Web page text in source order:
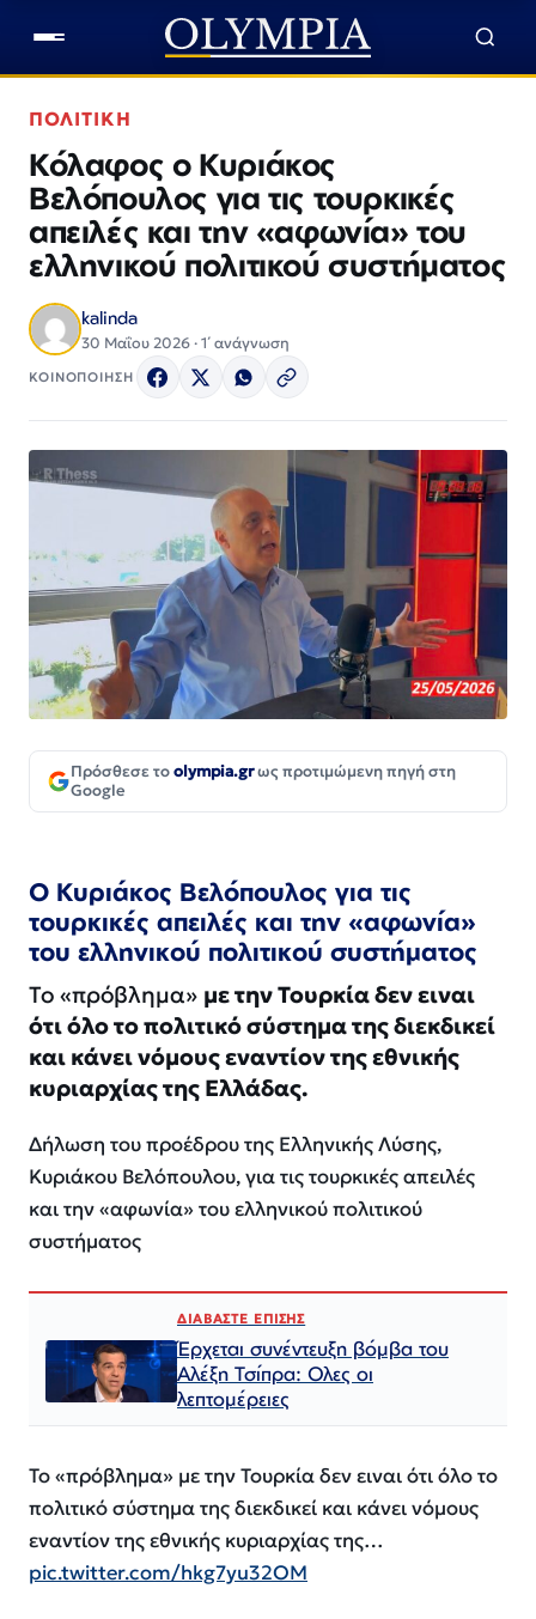
ΠΟΛΙΤΙΚΗ
Κόλαφος ο Κυριάκος
Βελόπουλος για τις τουρκικές
απειλές και την «αφωνία» του
ελληνικού πολιτικού συστήματος
kalinda
30 Μαΐου 2026 · 1΄ ανάγνωση
ΚΟΙΝΟΠΟΙΗΣΗ
Πρόσθεσε τοolympia.grως προτιμώμενη πηγή στη
Google
Ο Κυριάκος Βελόπουλος για τις
τουρκικές απειλές και την «αφωνία»
του ελληνικού πολιτικού συστήματος
Το «πρόβλημα» με την Τουρκία δεν ειναι
ότι όλο το πολιτικό σύστημα της διεκδικεί
και κάνει νόμους εναντίον της εθνικής
κυριαρχίας της Ελλάδας.
Δήλωση του προέδρου της Ελληνικής Λύσης,
Κυριάκου Βελόπουλου, για τις τουρκικές απειλές
και την «αφωνία» του ελληνικού πολιτικού
συστήματος
ΔΙΑΒΑΣΤΕ ΕΠΙΣΗΣ
Έρχεται συνέντευξη βόμβα του
Αλέξη Τσίπρα: Ολες οι
λεπτομέρειες
Το «πρόβλημα» με την Τουρκία δεν ειναι ότι όλο το
πολιτικό σύστημα της διεκδικεί και κάνει νόμους
εναντίον της εθνικής κυριαρχίας της…
pic.twitter.com/hkg7yu32OM